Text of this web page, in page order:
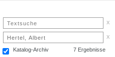
x
x
Katalog-Archiv 7 Ergebnisse